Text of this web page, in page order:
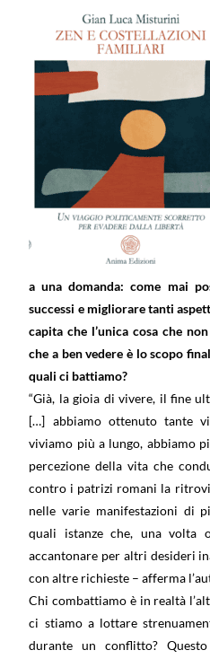
a una domanda: come mai
successi e migliorare tanti
capita che l’unica cosa che
che a ben vedere è lo scopo
quali ci battiamo?
“Già, la gioia di vivere, il fine
[…] abbiamo ottenuto tante
viviamo più a lungo, abbiamo
percezione della vita che
contro i patrizi romani la
nelle varie manifestazioni di
quali istanze che, una volta
accantonare per altri desideri
con altre richieste – afferma
Chi combattiamo è in realtà
ci stiamo a lottare
durante un conflitto?